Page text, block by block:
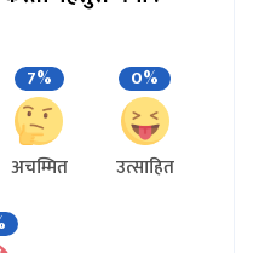
7%
अचम्मित
0%
उत्साहित